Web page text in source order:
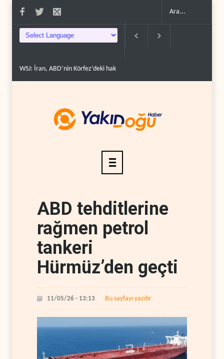
WSJ: İran, ABD’nin Körfez’deki hakimiyetini sona erdir..
ABD tehditlerine
rağmen petrol
tankeri
Hürmüz’den geçti
11/05/26 - 13:13 Bu sayfayı yazdır